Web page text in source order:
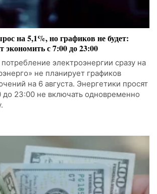
на 5,1%, но графиков не будет:
экономить с 7:00 до 23:00
электроэнергии сразу на
не планирует графиков
на 6 августа. Энергетики просят
до 23:00 не включать одновременно